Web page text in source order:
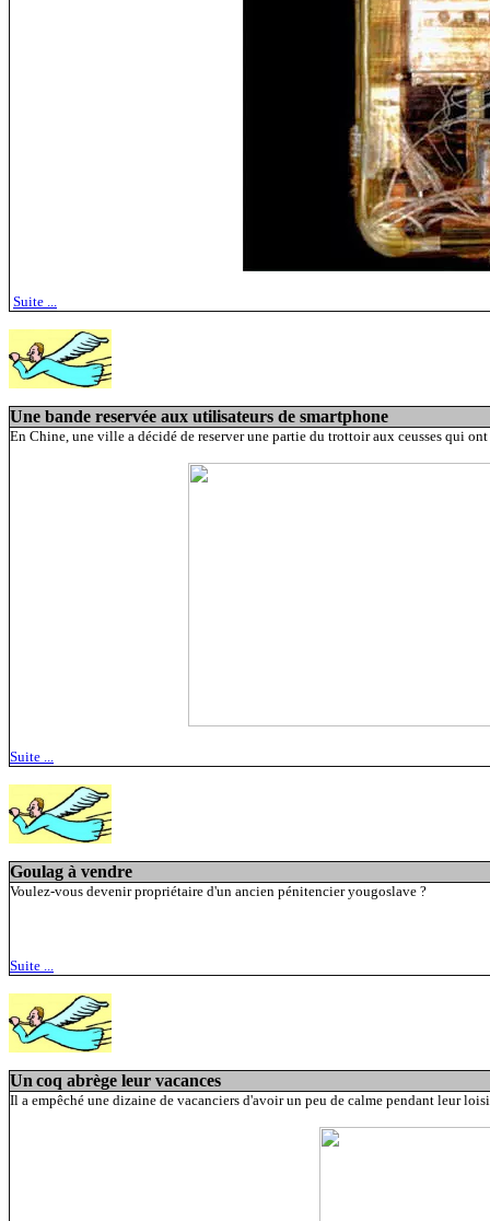
Suite ...
Une bande reservée aux utilisateurs de smartphone
En Chine, une ville a décidé de reserver une partie du trottoir aux ceusses qui
Suite ...
Goulag à vendre
Voulez-vous devenir propriétaire d'un ancien pénitencier yougoslave ?
Suite ...
Un coq abrège leur vacances
Il a empêché une dizaine de vacanciers d'avoir un peu de calme pendant leur